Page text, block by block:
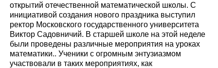
открытий отечественной математической школы. С
инициативой создания нового праздника выступил
ректор Московского государственного университета
Виктор Садовничий. В старшей школе на этой неделе
были проведены различные мероприятия на уроках
математики.. Ученики с огромным энтузиазмом
участвовали в таких мероприятиях, как